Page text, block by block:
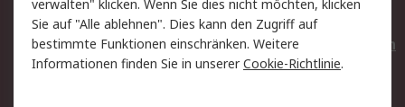
Copyright/Impressum
Entsorgung
Elektrogeräte/Batterien
verwalten" klicken. Wenn Sie dies nicht möchten, klicken
Sie auf "Alle ablehnen". Dies kann den Zugriff auf
bestimmte Funktionen einschränken. Weitere
Informationen finden Sie in unsererCookie-Richtlinie.